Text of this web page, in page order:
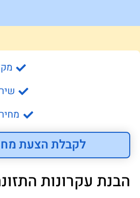
לקבלת הצעת
הבנת עקרונות